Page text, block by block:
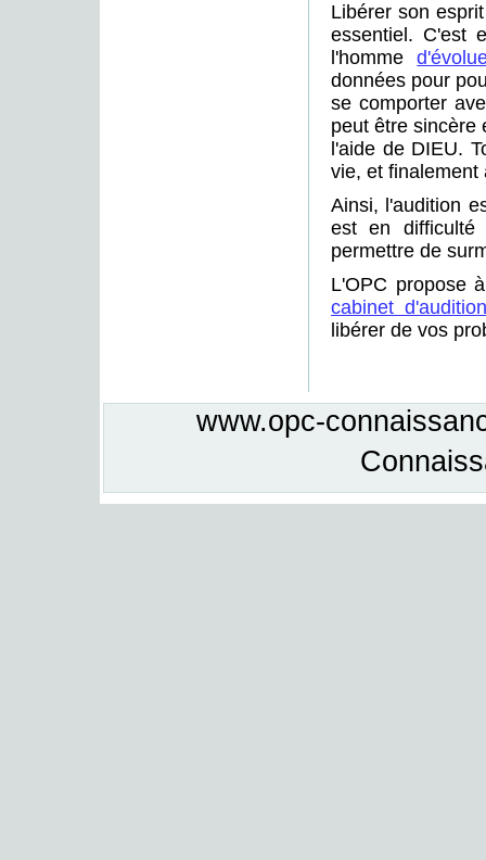
Libérer son
essentiel. C'est
l'homme
données pour
se comporter
peut être
l'aide de DIEU.
vie, et finalement
Ainsi, l'audition
est en
permettre de
L'OPC propose
cabinet d'audition
libérer de vos
www.opc-